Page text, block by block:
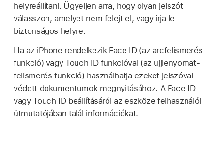
helyreállítani. Ügyeljen arra, hogy olyan jelszót
válasszon, amelyet nem felejt el, vagy írja le
biztonságos helyre.
Ha az iPhone rendelkezik Face ID (az arcfelismerés
funkció) vagy Touch ID funkcióval (az ujjlenyomat-
felismerés funkció) használhatja ezeket jelszóval
védett dokumentumok megnyitásához. A Face ID
vagy Touch ID beállításáról az eszköze felhasználói
útmutatójában talál információkat.